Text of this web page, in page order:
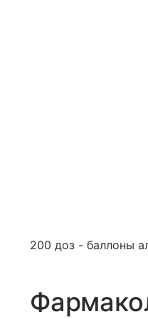
200 доз - баллоны